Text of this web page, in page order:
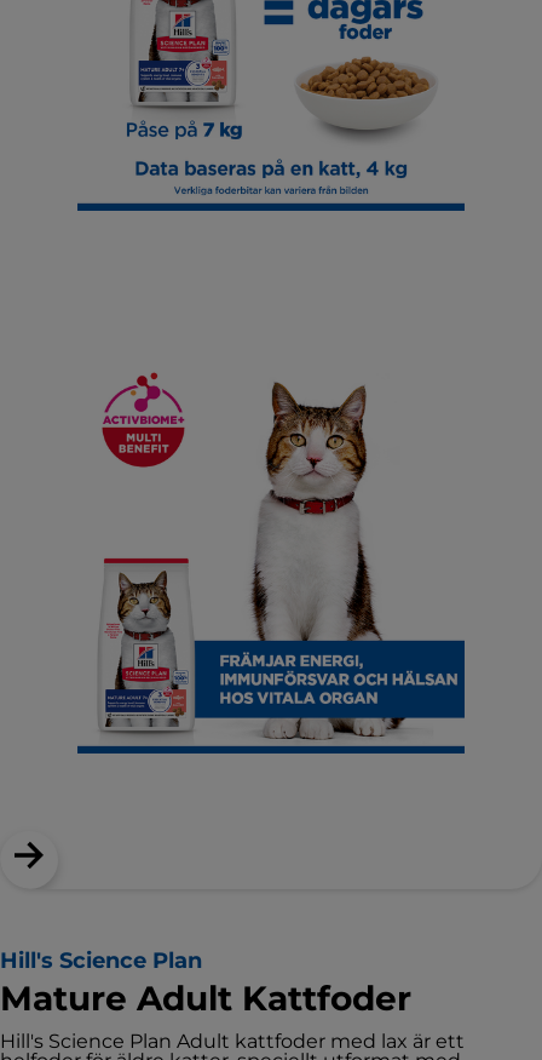
Hill's Science Plan
Mature Adult Kattfoder
Hill's Science Plan Adult kattfoder med lax är ett